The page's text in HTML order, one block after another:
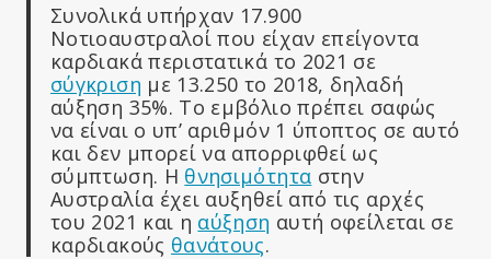
Συνολικά υπήρχαν 17.900
Νοτιοαυστραλοί που είχαν επείγοντα
καρδιακά περιστατικά το 2021 σε
σύγκριση με 13.250 το 2018, δηλαδή
αύξηση 35%. Το εμβόλιο πρέπει σαφώς
να είναι ο υπ’ αριθμόν 1 ύποπτος σε αυτό
και δεν μπορεί να απορριφθεί ως
σύμπτωση. Η θνησιμότητα στην
Αυστραλία έχει αυξηθεί από τις αρχές
του 2021 και η αύξηση αυτή οφείλεται σε
καρδιακούς θανάτους.